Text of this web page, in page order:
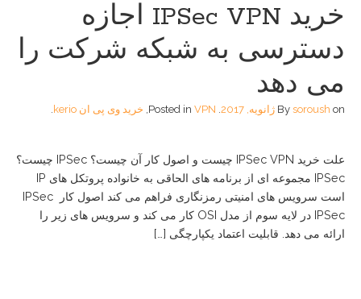
خرید IPSec VPN اجازه
دسترسی به شبکه شرکت را
می دهد
By soroush on ژانویه, 2017 .
Posted in VPN
, خرید وی پی ان kerio .
علت خرید IPSec VPN چیست و اصول کار آن چیست؟ IPSec چیست؟
IPSec مجموعه ای از برنامه های الحاقی به خانواده پروتکل های IP
است سرویس های امنیتی رمزنگاری فراهم می کند اصول کار IPSec
IPSec در لایه سوم از مدل OSI کار می کند و سرویس های زیر را
ارائه می دهد. قابلیت اعتماد یکپارچگی […]